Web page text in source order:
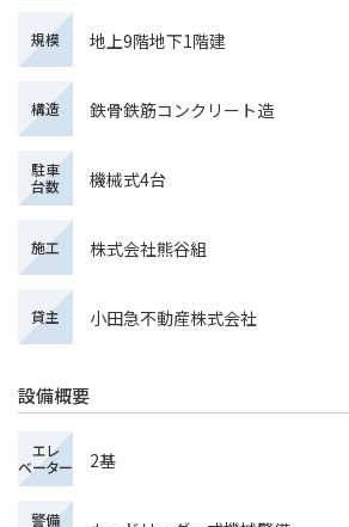
規模 地上9階地下1階建
構造 鉄骨鉄筋コンクリート造
駐車
台数
機械式4台
施工 株式会社熊谷組
貸主 小田急不動産株式会社
設備概要
エレ
ベーター
2基
警備